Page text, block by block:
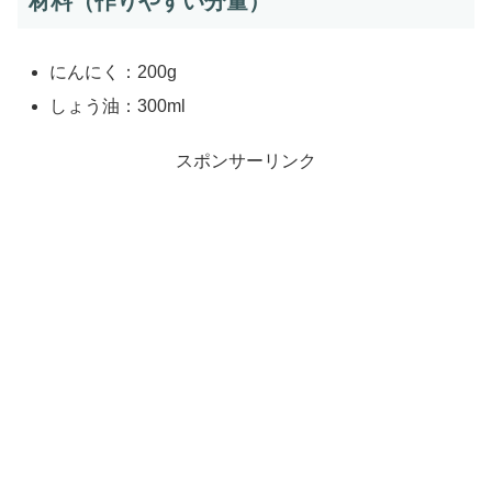
にんにく：200g
しょう油：300ml
スポンサーリンク